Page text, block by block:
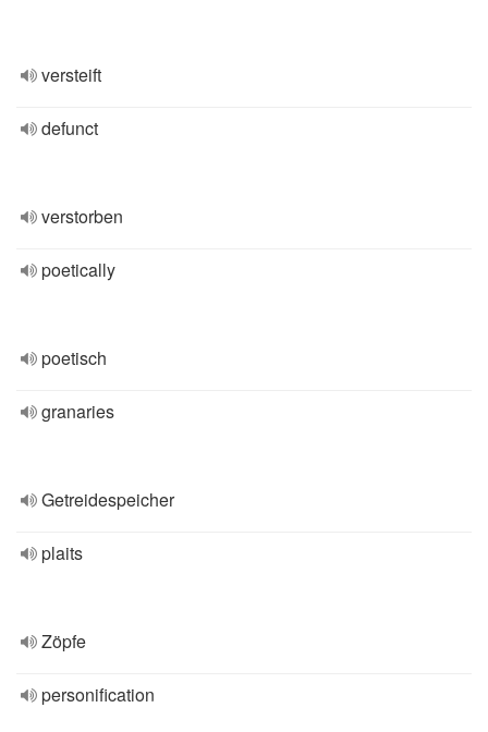
versteift
defunct
verstorben
poetically
poetisch
granaries
Getreidespeicher
plaits
Zöpfe
personification